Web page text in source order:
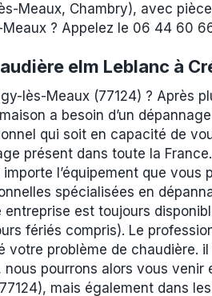
Meaux, Chambry), avec
? Appelez le 06 44 60
elm Leblanc à
lès-Meaux (77124) ? Après
a besoin d’un
qui soit en capacité de
présent dans toute la
l’équipement que
spécialisées en
entreprise est toujours
fériés compris). Le
votre problème de chaudière.
pourrons alors vous
mais également dans